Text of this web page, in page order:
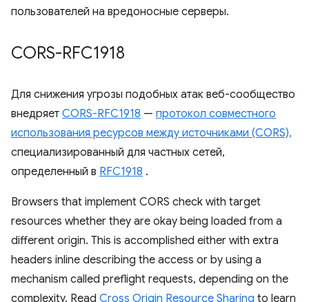
пользователей на вредоносные серверы.
CORS-RFC1918
Для снижения угрозы подобных атак веб-сообщество
внедряет CORS-RFC1918 — протокол совместного
использования ресурсов между источниками (CORS),
специализированный для частных сетей,
определенный в RFC1918 .
Browsers that implement CORS check with target
resources whether they are okay being loaded from a
different origin. This is accomplished either with extra
headers inline describing the access or by using a
mechanism called preflight requests, depending on the
complexity. Read Cross Origin Resource Sharing to learn